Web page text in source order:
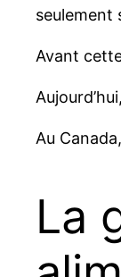
seulement
Avant
Au
La